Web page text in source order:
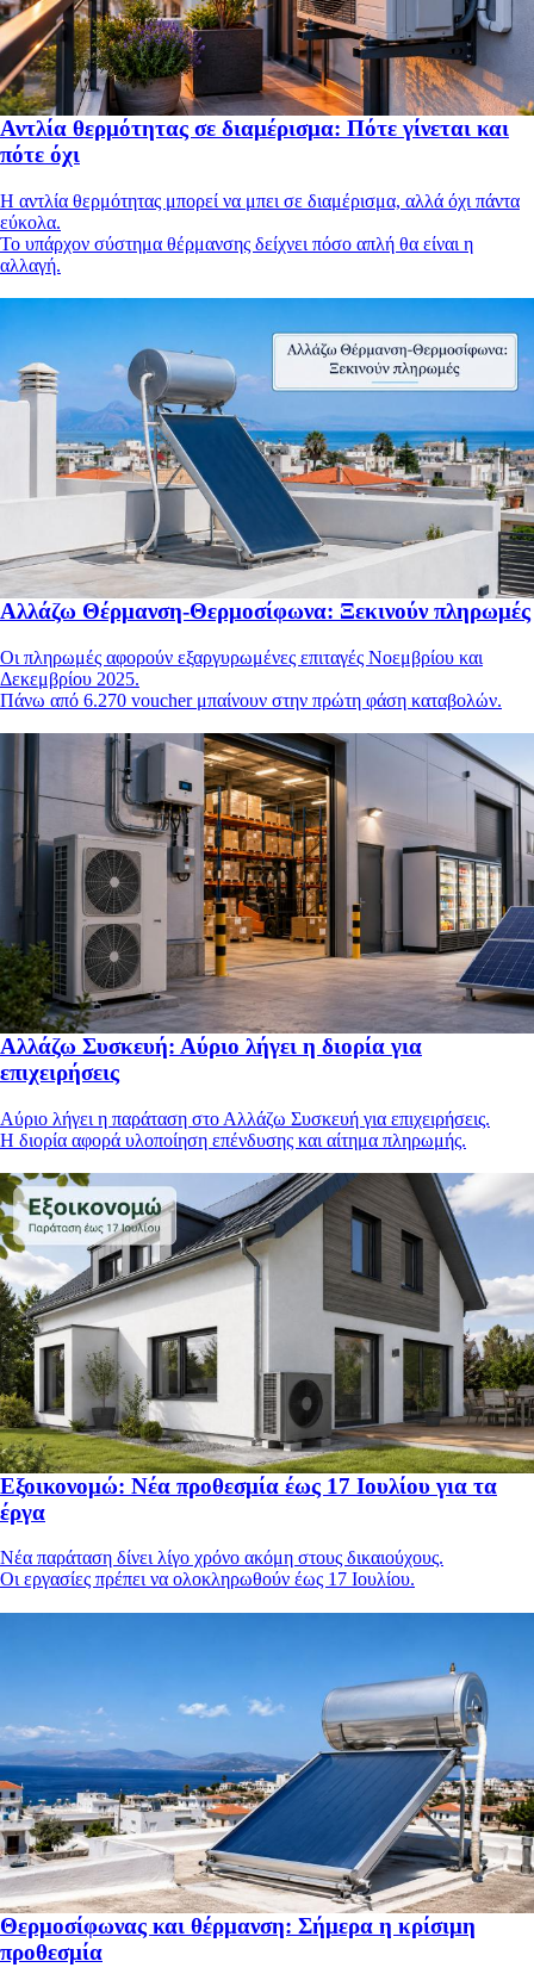
Αντλία θερμότητας σε διαμέρισμα: Πότε γίνεται και
πότε όχι
Η αντλία θερμότητας μπορεί να μπει σε διαμέρισμα, αλλά όχι πάντα
εύκολα.
Το υπάρχον σύστημα θέρμανσης δείχνει πόσο απλή θα είναι η
αλλαγή.
Αλλάζω Θέρμανση-Θερμοσίφωνα: Ξεκινούν πληρωμές
Οι πληρωμές αφορούν εξαργυρωμένες επιταγές Νοεμβρίου και
Δεκεμβρίου 2025.
Πάνω από 6.270 voucher μπαίνουν στην πρώτη φάση καταβολών.
Αλλάζω Συσκευή: Αύριο λήγει η διορία για
επιχειρήσεις
Αύριο λήγει η παράταση στο Αλλάζω Συσκευή για επιχειρήσεις.
Η διορία αφορά υλοποίηση επένδυσης και αίτημα πληρωμής.
Εξοικονομώ: Νέα προθεσμία έως 17 Ιουλίου για τα
έργα
Νέα παράταση δίνει λίγο χρόνο ακόμη στους δικαιούχους.
Οι εργασίες πρέπει να ολοκληρωθούν έως 17 Ιουλίου.
Θερμοσίφωνας και θέρμανση: Σήμερα η κρίσιμη
προθεσμία